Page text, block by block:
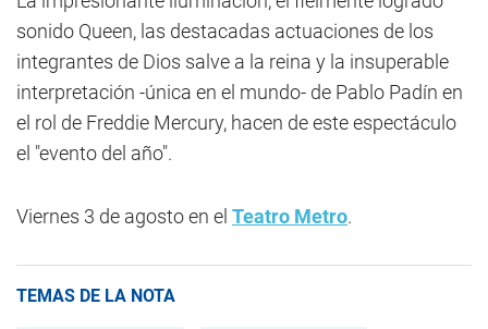
sonido Queen, las destacadas actuaciones de los
integrantes de Dios salve a la reina y la insuperable
interpretación -única en el mundo- de Pablo Padín en
el rol de Freddie Mercury, hacen de este espectáculo
el "evento del año".
Viernes 3 de agosto en el Teatro Metro.
TEMAS DE LA NOTA